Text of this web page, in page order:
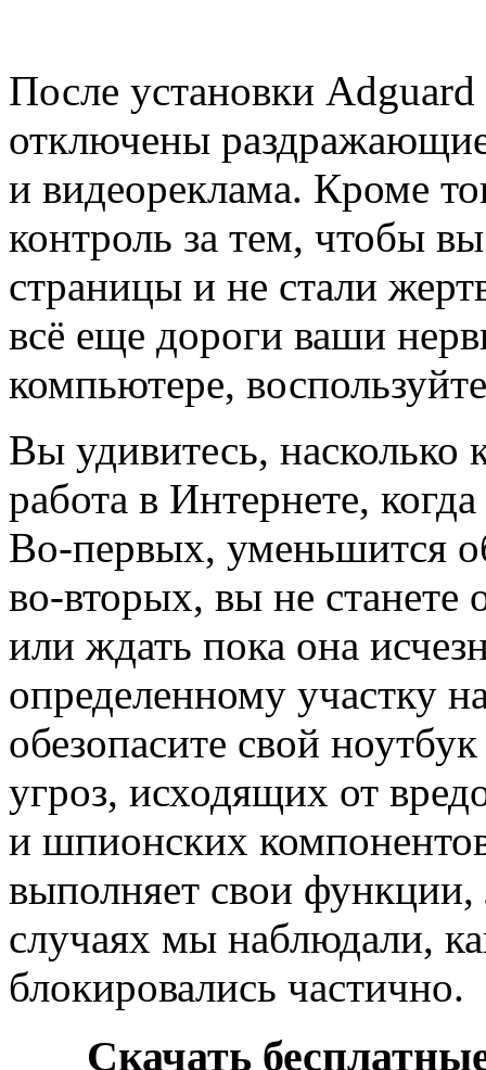
После установки Adguard
отключены
и видеореклама. Кроме
контроль за тем, чтобы
страницы и не стали
всё еще дороги ваши
компьютере,
Вы удивитесь, насколько
работа в Интернете,
Во-первых, уменьшится
во-вторых, вы не станете
или ждать пока она
определенному участку
обезопасите свой
угроз, исходящих от
и шпионских
выполняет свои
случаях мы наблюдали,
блокировались частично.
Скачать